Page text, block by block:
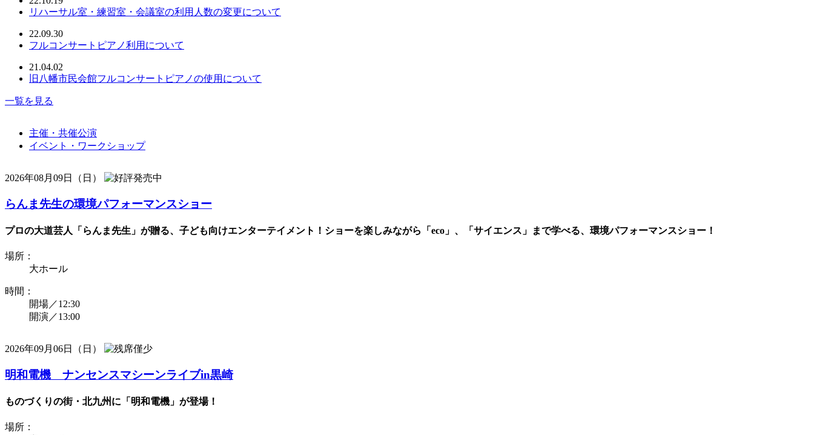
リハーサル室・練習室・会議室の利用人数の変更について
22.09.30
フルコンサートピアノ利用について
21.04.02
旧八幡市民会館フルコンサートピアノの使用について
一覧を見る
主催・共催公演
イベント・ワークショップ
2026年08月09日（日）
らんま先生の環境パフォーマンスショー
プロの大道芸人「らんま先生」が贈る、子ども向けエンターテイメント！ショーを楽しみながら「eco」、「サイエンス」まで学べる、環境パフォーマンスショー！
場所：
大ホール
時間：
開場／12:30
開演／13:00
2026年09月06日（日）
明和電機 ナンセンスマシーンライブin黒崎
ものづくりの街・北九州に「明和電機」が登場！
場所：